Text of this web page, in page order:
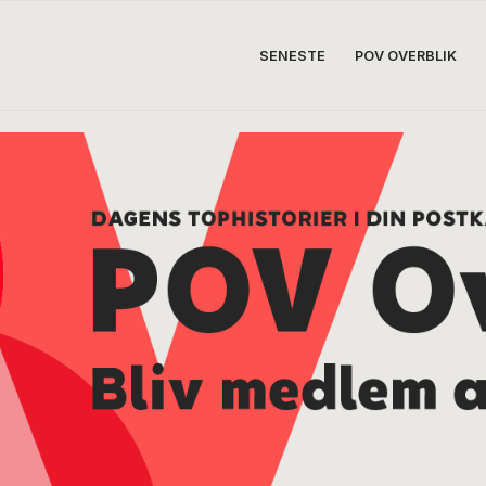
SENESTE POV OVERBLIK